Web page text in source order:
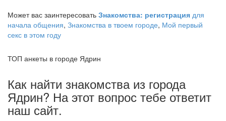
Может вас заинтересовать Знакомства: регистрация для
начала общения, Знакомства в твоем городе, Мой первый
секс в этом году
ТОП анкеты в городе Ядрин
Как найти знакомства из города
Ядрин? На этот вопрос тебе ответит
наш сайт.